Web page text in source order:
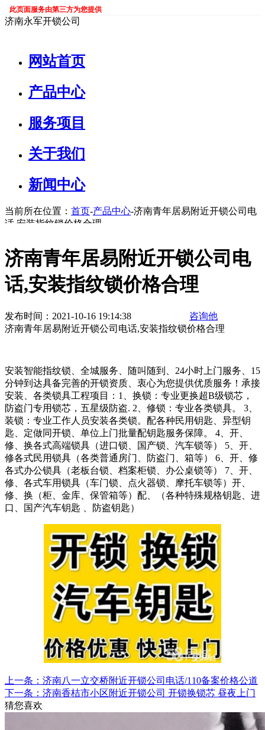
此页面服务由第三方为您提供
济南永军开锁公司
网站首页
产品中心
服务项目
关于我们
新闻中心
当前所在位置： 首页-产品中心-济南青年居易附近开锁公司电
话,安装指纹锁价格合理
济南青年居易附近开锁公司电
话,安装指纹锁价格合理
发布时间：2021-10-16 19:14:38
咨询他
济南青年居易附近开锁公司电话,安装指纹锁价格合理
安装智能指纹锁、全城服务、随叫随到、24小时上门服务、15
分钟到达具备完善的开锁资质、衷心为您提供优质服务！承接
安装、各类锁具工程项目：1、换锁：专业更换超B级锁芯，
防盗门专用锁芯，五星级防盗. 2、修锁：专业各类锁具。 3、
装锁：专业工作人员安装各类锁。配各种民用钥匙、异型钥
匙、定做同开锁、单位上门批量配钥匙服务保障。 4、开、
修、换各式高端锁具（进口锁、国产锁、汽车锁等） 5、开、
修各式民用锁具（各类普通房门、防盗门、箱等） 6、开、修
各式办公锁具（老板台锁、档案柜锁、办公桌锁等） 7、开、
修、各式车用锁具（车门锁、点火器锁、摩托车锁等）开、
修、换（柜、金库、保管箱等）配、（各种特殊规格钥匙、进
口、国产汽车钥匙 、防盗钥匙）
上一条：济南八一立交桥附近开锁公司电话/110备案价格公道
下一条：济南香桔市小区附近开锁公司 开锁换锁芯 昼夜上门
猜您喜欢